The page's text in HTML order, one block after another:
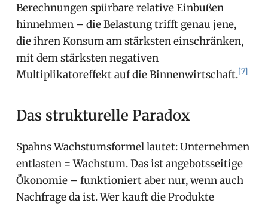
Berechnungen spürbare relative Einbußen
hinnehmen – die Belastung trifft genau jene,
die ihren Konsum am stärksten einschränken,
mit dem stärksten negativen
Multiplikatoreffekt auf die Binnenwirtschaft.[7]
Das strukturelle Paradox
Spahns Wachstumsformel lautet: Unternehmen
entlasten = Wachstum. Das ist angebotsseitige
Ökonomie – funktioniert aber nur, wenn auch
Nachfrage da ist. Wer kauft die Produkte